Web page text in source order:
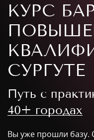
КУРС
СУРГУТЕ
Путь с
40+ городах
Вы уже прошли базу.